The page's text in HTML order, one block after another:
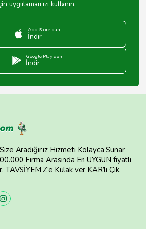
uygulamamızı kullanın.
App Store'dan
İndir
Google Play'den
İndir
Size Aradığınız Hizmeti Kolayca Sunar
Firma Arasında En UYGUN fiyatlı
Kulak ver KAR’lı Çık.